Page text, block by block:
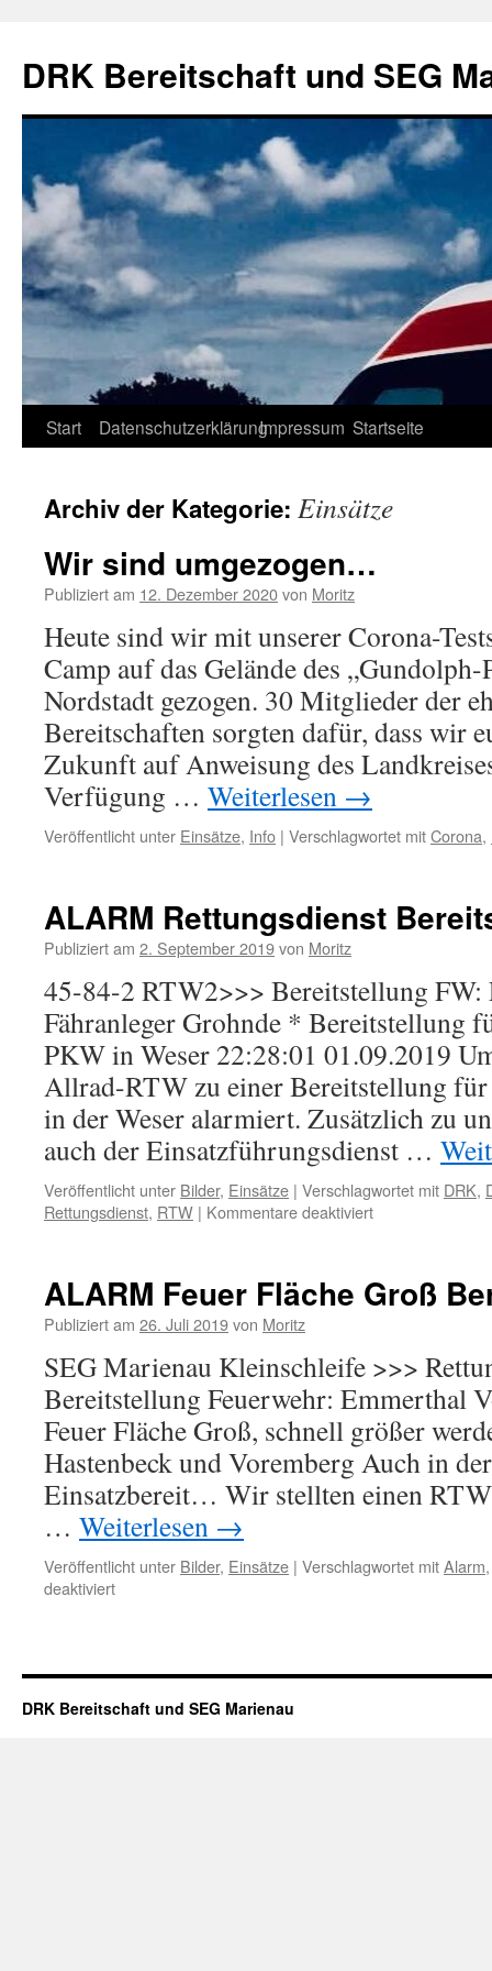
DRK Bereitschaft und SEG
Zum
springen
Start DatenschutzerklärungImpressum Startseite
Archiv der Kategorie: Einsätze
Wir sind umgezogen…
Publiziert am 12. Dezember 2020von Moritz
Heute sind wir mit unserer Corona-
Camp auf das Gelände des
Nordstadt gezogen. 30 Mitglieder der
Bereitschaften sorgten dafür, dass wir
Zukunft auf Anweisung des
Verfügung … Weiterlesen →
Veröffentlicht unter Einsätze, Info | Verschlagwortet mitCorona,
ALARM Rettungsdienst
Publiziert am 2. September 2019von Moritz
45-84-2 RTW2>>> Bereitstellung FW:
Fähranleger Grohnde * Bereitstellung
PKW in Weser 22:28:01 01.09.2019
Allrad-RTW zu einer Bereitstellung für
in der Weser alarmiert. Zusätzlich zu
auch der Einsatzführungsdienst …
Veröffentlicht unter Bilder, Einsätze | Verschlagwortet mit DRK,
Rettungsdienst, RTW | Kommentare deaktiviertfür
ALARM Feuer Fläche Groß
Publiziert am 26. Juli 2019von Moritz
SEG Marienau Kleinschleife >>>
Bereitstellung Feuerwehr: Emmerthal
Feuer Fläche Groß, schnell größer
Hastenbeck und Voremberg Auch in
Einsatzbereit… Wir stellten einen
… Weiterlesen →
Veröffentlicht unter Bilder, Einsätze | Verschlagwortet mitAlarm
deaktiviertfür
Groß
RTW
DRK Bereitschaft und SEG Marienau